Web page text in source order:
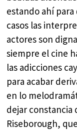
estando ahí
casos las
actores son
siempre el cine
las adicciones
para acabar
en lo
dejar
Riseborough,